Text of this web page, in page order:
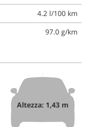
4.2 l/100 km
97.0 g/km
Altezza: 1,43 m